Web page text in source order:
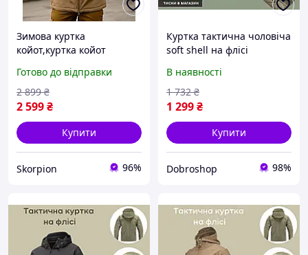
Зимова куртка
койот,куртка койот
чоловіча куртка
койот,військвова куртка
койот на зиму
Готово до відправки
2 599₴
2 899 ₴
Купити
Skorpion 96%
Куртка тактична чоловіча
soft shell на флісі
В наявності
1 299₴
1 732 ₴
Купити
Dobroshop 98%